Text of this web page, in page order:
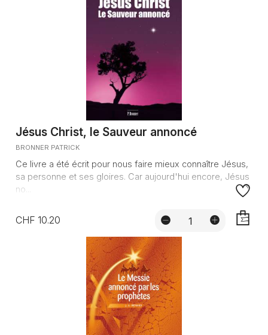
Jésus Christ, le Sauveur annoncé
BRONNER PATRICK
Ce livre a été écrit pour nous faire mieux connaître Jésus,
sa personne et ses gloires. Car aujourd'hui encore, Jésus
no...
CHF 10.20